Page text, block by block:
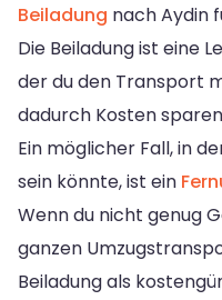
Beiladung nach Aydin
Die Beiladung ist eine
der du den Transport
dadurch Kosten
Ein möglicher Fall, in
sein könnte, ist ein
Wenn du nicht genug
ganzen
Beiladung als